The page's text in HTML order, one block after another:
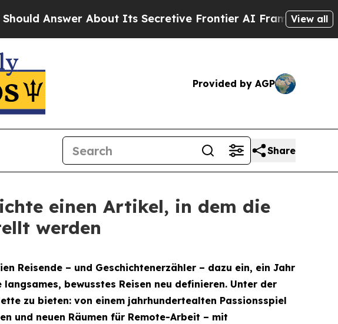
Answer About Its Secretive Frontier AI Framework The
View all
Provided by AGP
Share
einen Artikel, in dem die
werden
Reisende – und Geschichtenerzähler – dazu ein, ein Jahr
bewusstes Reisen neu definieren. Unter der
zu bieten: von einem jahrhundertealten Passionsspiel
und neuen Räumen für Remote-Arbeit – mit